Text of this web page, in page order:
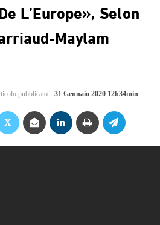
L’Europe», Selon
Maylam
pubblicato : 31 Gennaio 2020 12h34min